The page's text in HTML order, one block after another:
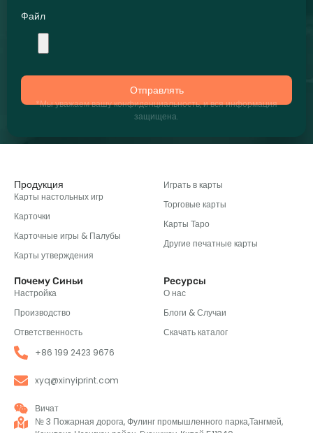
Файл
Отправлять
*Мы уважаем вашу конфиденциальность, и вся информация
защищена.
Продукция
Карты настольных игр
Карточки
Карточные игры & Палубы
Карты утверждения
Играть в карты
Торговые карты
Карты Таро
Другие печатные карты
Почему Синьи
Настройка
Производство
Ответственность
Ресурсы
О нас
Блоги & Случаи
Скачать каталог
+86 199 2423 9676
xyq@xinyiprint.com
Вичат
№ 3 Пожарная дорога, Фулинг промышленного парка,Тангмей,